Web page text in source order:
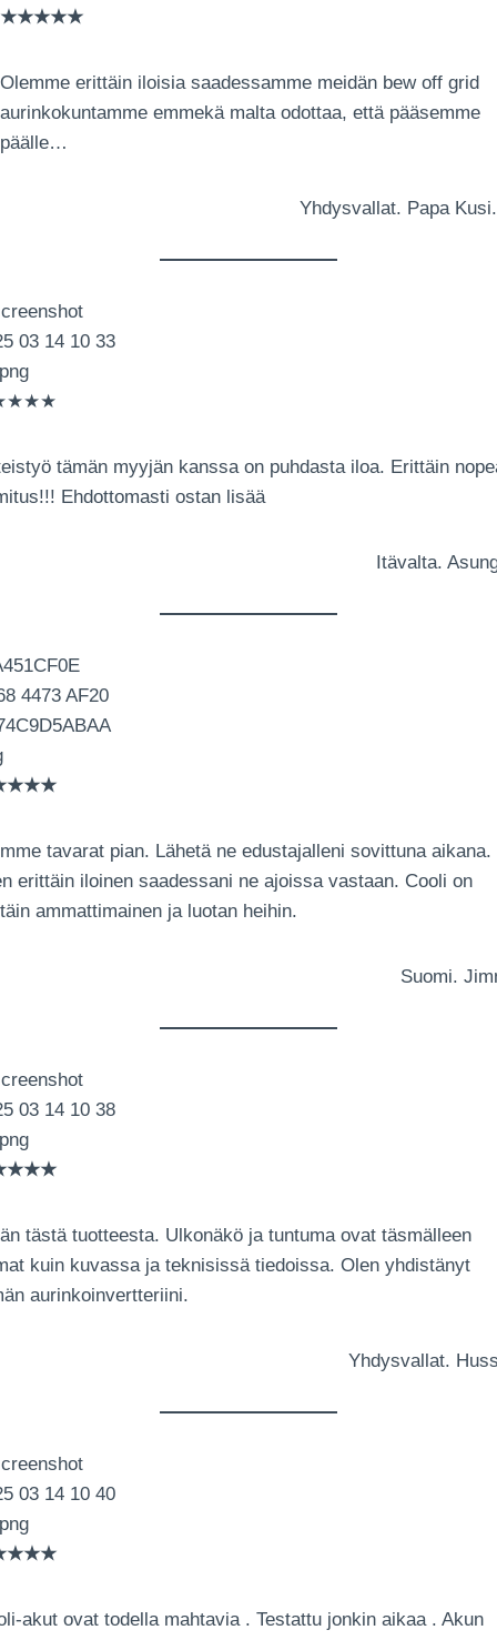
★★★★★
Olemme erittäin iloisia saadessamme meidän bew off grid
aurinkokuntamme emmekä malta odottaa, että pääsemme
päälle…
Yhdysvallat. Papa Kusi.
tämän myyjän kanssa on puhdasta iloa. Erittäin
Ehdottomasti ostan lisää
Itävalta.
tavarat pian. Lähetä ne edustajalleni sovittuna aikana.
erittäin iloinen saadessani ne ajoissa vastaan. Cooli on
ammattimainen ja luotan heihin.
Suomi.
tästä tuotteesta. Ulkonäkö ja tuntuma ovat täsmälleen
kuin kuvassa ja teknisissä tiedoissa. Olen yhdistänyt
aurinkoinvertteriini.
Yhdysvallat.
akut ovat todella mahtavia . Testattu jonkin aikaa . Akun